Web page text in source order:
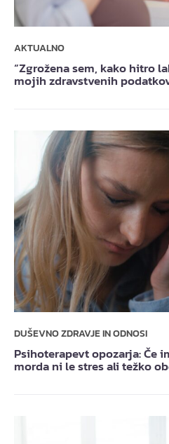
AKTUALNO
“Zgrožena sem, kako hitro
mojih zdravstvenih
DUŠEVNO ZDRAVJE IN ODNOSI
Psihoterapevt opozarja: Če
morda ni le stres ali težko